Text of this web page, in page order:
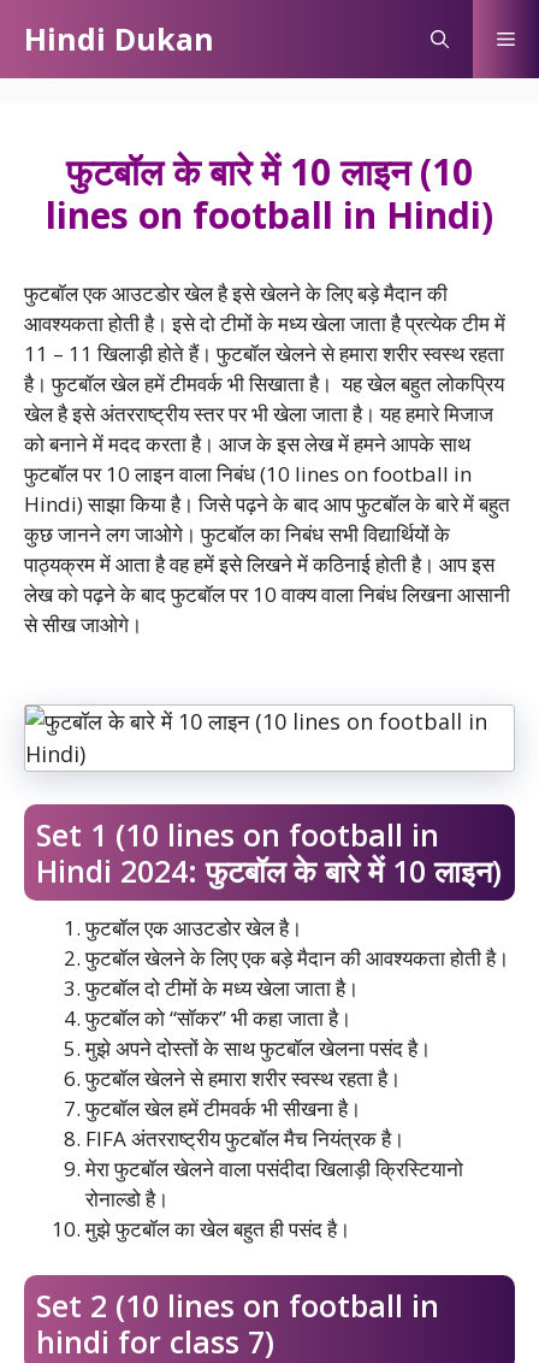
content
Hindi Dukan
फुटबॉल के बारे में 10 लाइन (10
lines on football in Hindi)
फुटबॉल एक आउटडोर खेल है इसे खेलने के लिए बड़े मैदान की
आवश्यकता होती है। इसे दो टीमों के मध्य खेला जाता है प्रत्येक टीम में
11 – 11 खिलाड़ी होते हैं। फुटबॉल खेलने से हमारा शरीर स्वस्थ रहता
है। फुटबॉल खेल हमें टीमवर्क भी सिखाता है। यह खेल बहुत लोकप्रिय
खेल है इसे अंतरराष्ट्रीय स्तर पर भी खेला जाता है। यह हमारे मिजाज
को बनाने में मदद करता है। आज के इस लेख में हमने आपके साथ
फुटबॉल पर 10 लाइन वाला निबंध (10 lines on football in
Hindi) साझा किया है। जिसे पढ़ने के बाद आप फुटबॉल के बारे में बहुत
कुछ जानने लग जाओगे। फुटबॉल का निबंध सभी विद्यार्थियों के
पाठ्यक्रम में आता है वह हमें इसे लिखने में कठिनाई होती है। आप इस
लेख को पढ़ने के बाद फुटबॉल पर 10 वाक्य वाला निबंध लिखना आसानी
से सीख जाओगे।
Set 1 (10 lines on football in
Hindi 2024: फुटबॉल के बारे में 10 लाइन)
फुटबॉल एक आउटडोर खेल है।
फुटबॉल खेलने के लिए एक बड़े मैदान की आवश्यकता होती है।
फुटबॉल दो टीमों के मध्य खेला जाता है।
फुटबॉल को “सॉकर” भी कहा जाता है।
मुझे अपने दोस्तों के साथ फुटबॉल खेलना पसंद है।
फुटबॉल खेलने से हमारा शरीर स्वस्थ रहता है।
फुटबॉल खेल हमें टीमवर्क भी सीखना है।
FIFA अंतरराष्ट्रीय फुटबॉल मैच नियंत्रक है।
मेरा फुटबॉल खेलने वाला पसंदीदा खिलाड़ी क्रिस्टियानो
रोनाल्डो है।
मुझे फुटबॉल का खेल बहुत ही पसंद है।
Set 2 (10 lines on football in
hindi for class 7)